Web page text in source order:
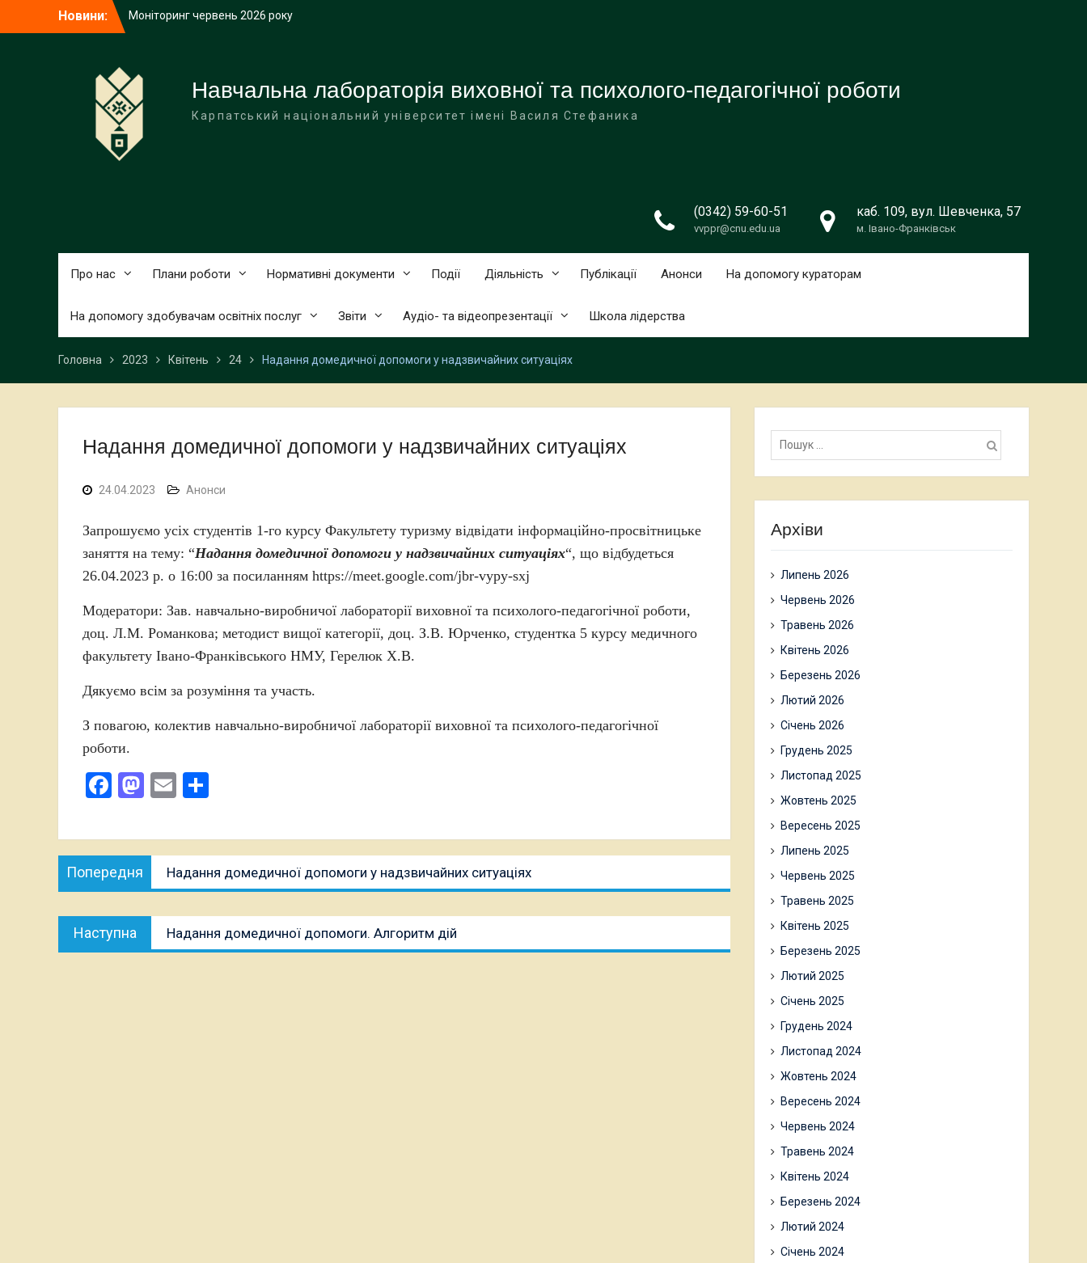
Новини:
Моніторинг червень 2026 року
виховання студентської молоді у червні
2026 року
Червень 2026 року
Навчальна лабораторія виховної та психолого-педагогічної роботи
Карпатський національний університет імені Василя Стефаника
(0342) 59-60-51
vvppr@cnu.edu.ua
каб. 109, вул. Шевченка, 57
м. Івано-Франківськ
Про нас Плани роботи Нормативні документи Події Діяльність Публікації Анонси На допомогу кураторам
На допомогу здобувачам освітніх послуг Звіти Аудіо- та відеопрезентації Школа лідерства
Головна 2023 Квітень 24 Надання домедичної допомоги у надзвичайних ситуаціях
Надання домедичної допомоги у надзвичайних ситуаціях
24.04.2023 Анонси
Запрошуємо усіх студентів 1-го курсу Факультету туризму відвідати інформаційно-просвітницьке
заняття на тему: “Надання домедичної допомоги у надзвичайних ситуаціях“, що відбудеться
26.04.2023 р. о 16:00 за посиланням https://meet.google.com/jbr-vypy-sxj
Модератори: Зав. навчально-виробничої лабораторії виховної та психолого-педагогічної роботи,
доц. Л.М. Романкова; методист вищої категорії, доц. З.В. Юрченко, студентка 5 курсу медичного
факультету Івано-Франківського НМУ, Герелюк Х.В.
Дякуємо всім за розуміння та участь.
З повагою, колектив навчально-виробничої лабораторії виховної та психолого-педагогічної
роботи.
Facebook
Mastodon
Email
Навігація
записів
Попередня
публікація:
Надання домедичної допомоги у надзвичайних ситуаціях
Наступна
публікація:
Надання домедичної допомоги. Алгоритм дій
Пошук:
Архіви
Липень 2026
Червень 2026
Травень 2026
Квітень 2026
Березень 2026
Лютий 2026
Січень 2026
Грудень 2025
Листопад 2025
Жовтень 2025
Вересень 2025
Липень 2025
Червень 2025
Травень 2025
Квітень 2025
Березень 2025
Лютий 2025
Січень 2025
Грудень 2024
Листопад 2024
Жовтень 2024
Вересень 2024
Червень 2024
Травень 2024
Квітень 2024
Березень 2024
Лютий 2024
Січень 2024